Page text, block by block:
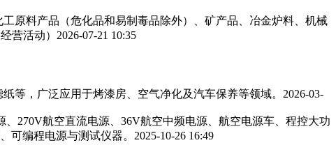
原料产品（危化品和易制毒品除外）、矿产品、冶金炉料、机械
营活动） 2026-07-21 10:35
等，广泛应用于烤漆房、空气净化及汽车保养等领域。‌‌ 2026-03-
270V航空直流电源、36V航空中频电源、航空电源车、程控大功
可编程电源与测试仪器。 2025-10-26 16:49